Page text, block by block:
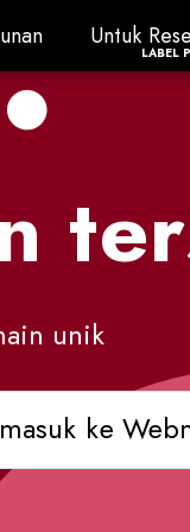
Untuk
Untuk
LABEL
unik
ke